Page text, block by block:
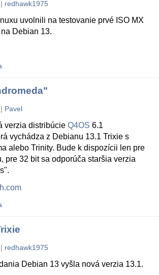
| redhawk1975
uvolnili na testovanie prvé ISO MX
Debian 13.
| Pavel
verzia distribúcie Q4OS 6.1
vychádza z Debianu 13.1 Trixie s
alebo Trinity. Bude k dispozícii len pre
pre 32 bit sa odporúča staršia verzia
| redhawk1975
Debian 13 vyšla nová verzia 13.1.